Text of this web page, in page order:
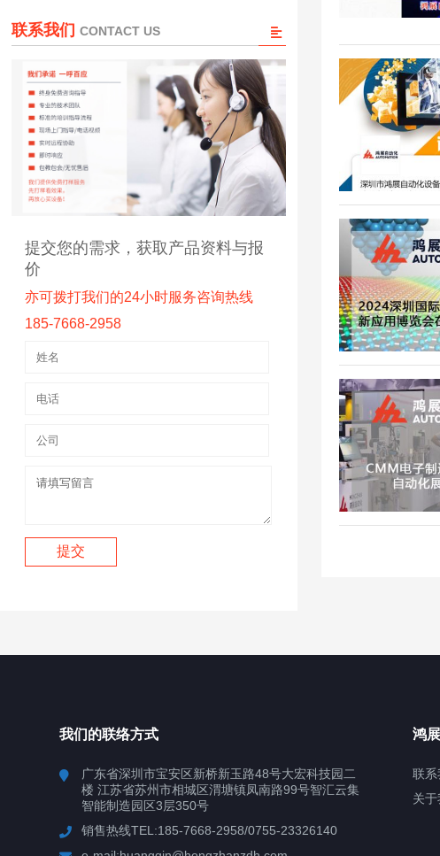
联系我们 CONTACT US
提交您的需求，获取产品资料与报
价
亦可拨打我们的24小时服务咨询热线
185-7668-2958
我们的联络方式
广东省深圳市宝安区新桥新玉路48号大宏科技园二
楼 江苏省苏州市相城区渭塘镇凤南路99号智汇云集
智能制造园区3层350号
销售热线TEL:185-7668-2958/0755-23326140
鸿
联系
关于